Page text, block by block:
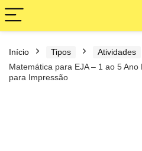
Início Tipos Atividades
Matemática para EJA – 1 ao 5
para Impressão